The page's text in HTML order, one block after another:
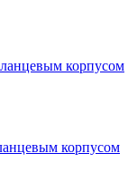
корпусом
корпусом